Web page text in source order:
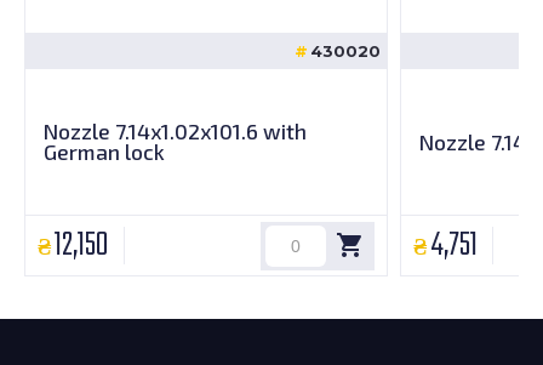
430020
Nozzle 7.14x1.02x101.6 with
German lock
12,150
Nozzle
4,751